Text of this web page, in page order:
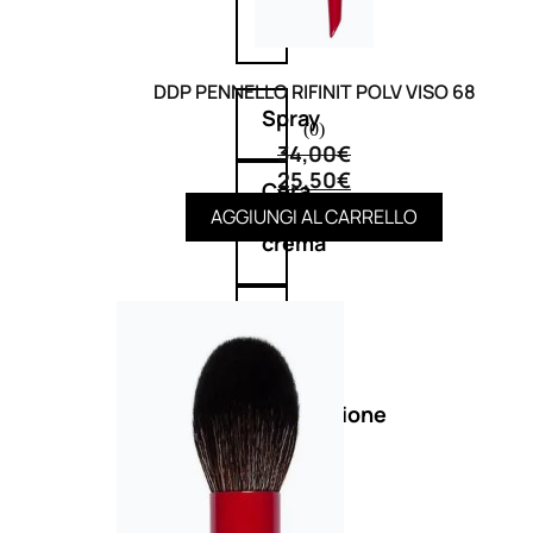
cristalli
Spray
Cera
e
crema
capelli
Colorazione
SOLARI
DDP PENNELLO RIFINIT POLV VISO 68
(0)
34,00€
25,50€
AGGIUNGI AL CARRELLO